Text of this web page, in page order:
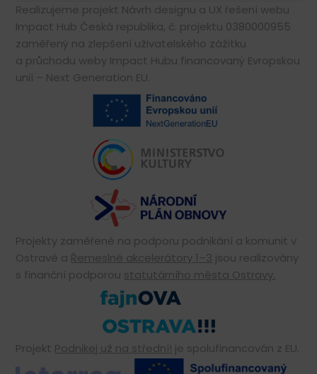
Realizujeme projekt Návrh designu a UX řešení webu
Impact Hub Česká republika, č. projektu 0380000955
zaměřený na zlepšení uživatelského zážitku
a průchodu weby Impact Hubu financovaný Evropskou
unií – Next Generation EU.
Projekty zaměřené na podporu podnikání a komunit v
Ostravě a Řemeslné akcelerátory 1–3 jsou realizovány
s finanční podporou statutárního města Ostravy.
Projekt Podnikej už na střední! je spolufinancován z EU.